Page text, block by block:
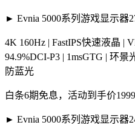
► Evnia 5000系列游戏显示器
4K 160Hz | FastIPS快速液晶 |
94.9%DCI-P3 | 1msGTG | 环
防蓝光
白条6期免息，活动到手价1999
► Evnia 5000系列游戏显示器